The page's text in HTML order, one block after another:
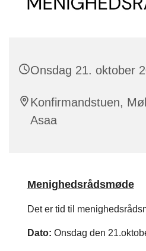
Onsdag 21. oktober
Konfirmandstuen,
Asaa
Menighedsrådsmøde
Det er tid til
Dato: Onsdag den